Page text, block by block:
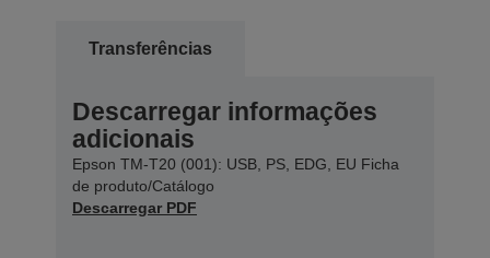
Transferências
Descarregar informações
adicionais
Epson TM-T20 (001): USB, PS, EDG, EU Ficha
de produto/Catálogo
Descarregar PDF